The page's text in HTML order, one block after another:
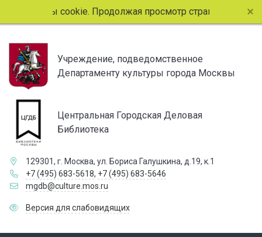
cookie. Продолжая просмотр страниц сайта, вы
Учреждение, подведомственное
Департаменту культуры города Москвы
Центральная Городская Деловая
Библиотека
129301, г. Москва, ул. Бориса Галушкина, д.19, к.1
+7 (495) 683-5618, +7 (495) 683-5646
mgdb@culture.mos.ru
Версия для слабовидящих